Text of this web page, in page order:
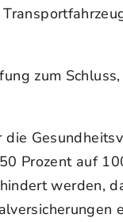
zum
Prozent auf
werden,